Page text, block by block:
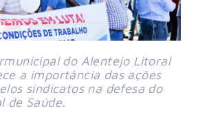
do Alentejo Litoral
a importância das ações
sindicatos na defesa do
de Saúde.